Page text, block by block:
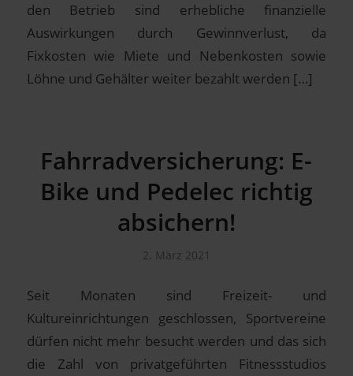
den Betrieb sind erhebliche finanzielle
Auswirkungen durch Gewinnverlust, da
Fixkosten wie Miete und Nebenkosten sowie
Löhne und Gehälter weiter bezahlt werden […]
Fahrradversicherung: E-
Bike und Pedelec richtig
absichern!
2. März 2021
Seit Monaten sind Freizeit- und
Kultureinrichtungen geschlossen, Sportvereine
dürfen nicht mehr besucht werden und das sich
die Zahl von privatgeführten Fitnessstudios